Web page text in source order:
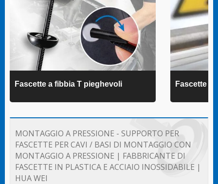
Fascette a fibbia T pieghevoli Fascette
MONTAGGIO A PRESSIONE - SUPPORTO PER
FASCETTE PER CAVI / BASI DI MONTAGGIO CON
MONTAGGIO A PRESSIONE | FABBRICANTE DI
FASCETTE IN PLASTICA E ACCIAIO INOSSIDABILE |
HUA WEI